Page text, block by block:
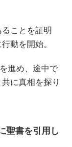
ことを証明
動を開始。
進め、途中で
に真相を探り
聖書を引用し